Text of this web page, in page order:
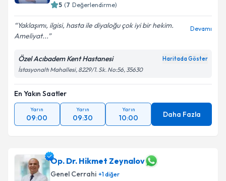
kapsamda işlenmesini kabul ediyorum.
5 (7 Değerlendirme)
Yaklaşımı, ilgisi, hasta ile diyaloğu çok iyi bir hekim.
Ameliyat...
Devamı
Özel Acıbadem Kent Hastanesi Haritada Göster
İstasyonaltı Mahallesi, 8229/1. Sk. No:56, 35630
En Yakın Saatler
Yarın
09:00
Yarın
09:30
Yarın
10:00 Daha Fazla
Op. Dr. Hikmet Zeynalov
Genel Cerrahi +1diğer